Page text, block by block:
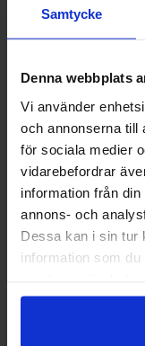
Samtycke
Denna webbplats
Vi använder
och annonserna till
för sociala medier
vidarebefordrar
information från
annons- och
Dessa kan i sin tur
information som
Ramlösa